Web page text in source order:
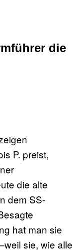
die
P. preist,
die alte
dem SS-
hat man sie
sie, wie alle